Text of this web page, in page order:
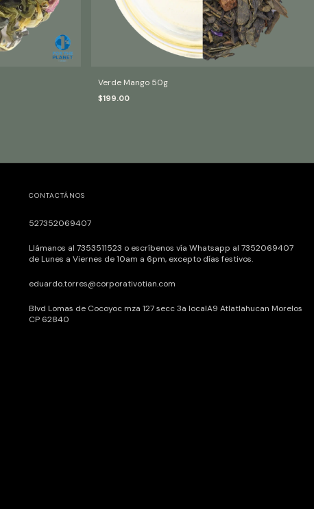
Verde Mango 50g
$199.00
CONTACTÁNOS
527352069407
Llámanos al 7353511523 o escríbenos vía Whatsapp al 7352069407
de Lunes a Viernes de 10am a 6pm, excepto días festivos.
eduardo.torres@corporativotian.com
Blvd Lomas de Cocoyoc mza 127 secc 3a localA9 Atlatlahucan Morelos
CP 62840